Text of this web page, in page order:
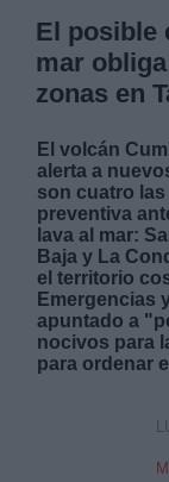
El posible
mar
zonas en
El volcán
alerta a
son cuatro
preventiva
lava al mar:
Baja y La
el territorio
Emergencias
apuntado a
nocivos para
para ordenar